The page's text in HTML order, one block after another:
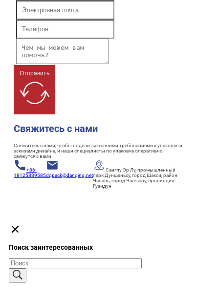
Отправить
Свяжитесь с нами
Свяжитесь с нами, чтобы поделиться своими требованиями к упаковке и
эскизами дизайна, и наши специалисты по упаковке оперативно
свяжутся с вами.
+86-
18125839585dqpack@danqing.net
Сангпу Эр Лу, промышленный
парк Дуншаньху, город Шакси, район
Чаоань, город Чаочжоу, провинция
Гуандун
Поиск заинтересованных
Поиск